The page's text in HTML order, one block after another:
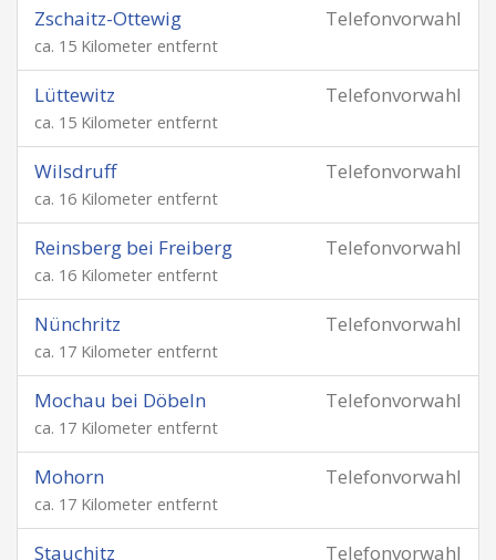
Telefonvorwahl
Zschaitz-Ottewig
ca. 15 Kilometer entfernt
Telefonvorwahl
Lüttewitz
ca. 15 Kilometer entfernt
Telefonvorwahl
Wilsdruff
ca. 16 Kilometer entfernt
Telefonvorwahl
Reinsberg bei Freiberg
ca. 16 Kilometer entfernt
Telefonvorwahl
Nünchritz
ca. 17 Kilometer entfernt
Telefonvorwahl
Mochau bei Döbeln
ca. 17 Kilometer entfernt
Telefonvorwahl
Mohorn
ca. 17 Kilometer entfernt
Telefonvorwahl
Stauchitz